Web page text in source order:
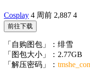
Cosplay 4 周前 2,887 4
前往下载
「自购图包」：绯雪
「图包大小」：2.77GB
「解压密码」：